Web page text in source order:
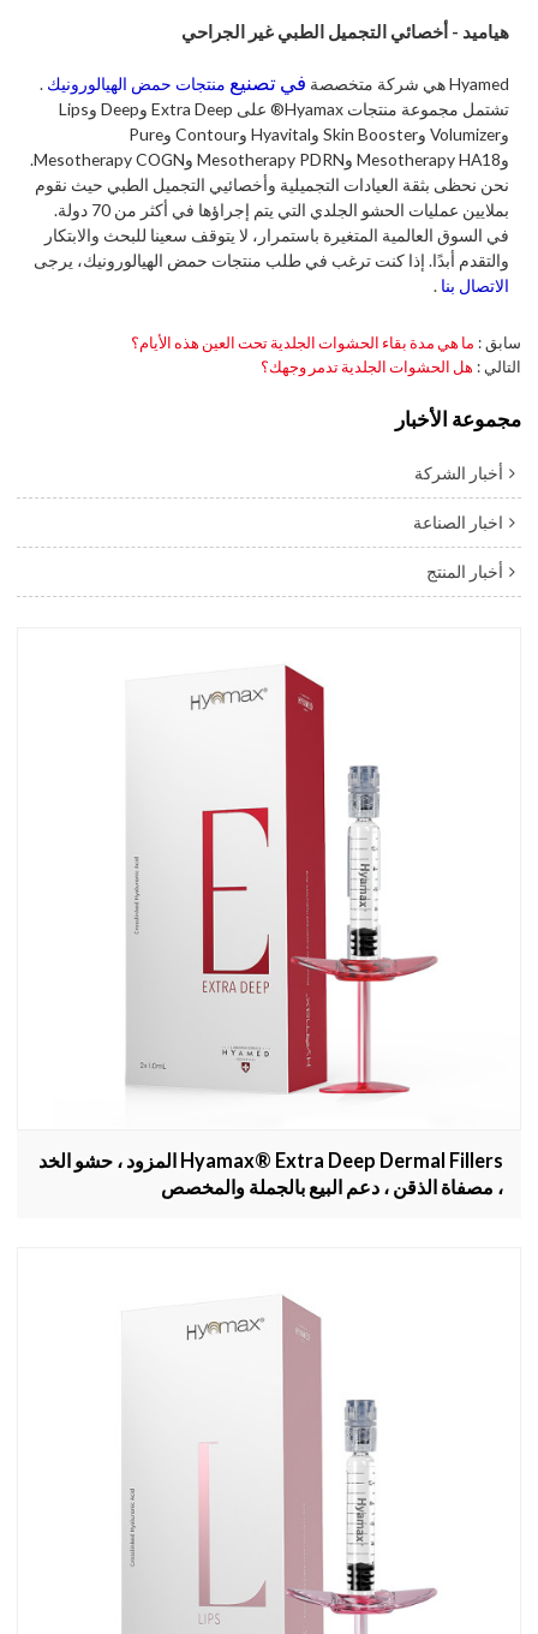
هياميد - أخصائي التجميل الطبي غير الجراحي
Hyamed هي شركة متخصصة في تصنيع منتجات حمض الهيالورونيك .
تشتمل مجموعة منتجات Hyamax® على Extra Deep وDeep وLips
وVolumizer وSkin Booster وHyavital وContour وPure
وMesotherapy HA18 وMesotherapy PDRN وMesotherapy COGN.
نحن نحظى بثقة العيادات التجميلية وأخصائيي التجميل الطبي حيث نقوم
بملايين عمليات الحشو الجلدي التي يتم إجراؤها في أكثر من 70 دولة.
في السوق العالمية المتغيرة باستمرار، لا يتوقف سعينا للبحث والابتكار
والتقدم أبدًا. إذا كنت ترغب في طلب منتجات حمض الهيالورونيك، يرجى
الاتصال بنا .
سابق
ما هي مدة بقاء الحشوات الجلدية تحت العين هذه الأيام؟
التالي
هل الحشوات الجلدية تدمر وجهك؟
مجموعة الأخبار
أخبار الشركة
اخبار الصناعة
أخبار المنتج
Hyamax® Extra Deep Dermal Fillers المزود ، حشو الخد
، مصفاة الذقن ، دعم البيع بالجملة والمخصص